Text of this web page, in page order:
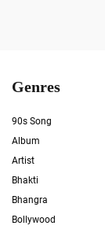
Genres
90s Song
Album
Artist
Bhakti
Bhangra
Bollywood